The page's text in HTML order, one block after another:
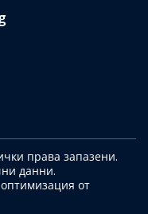
права запазени.
данни.
оптимизация от